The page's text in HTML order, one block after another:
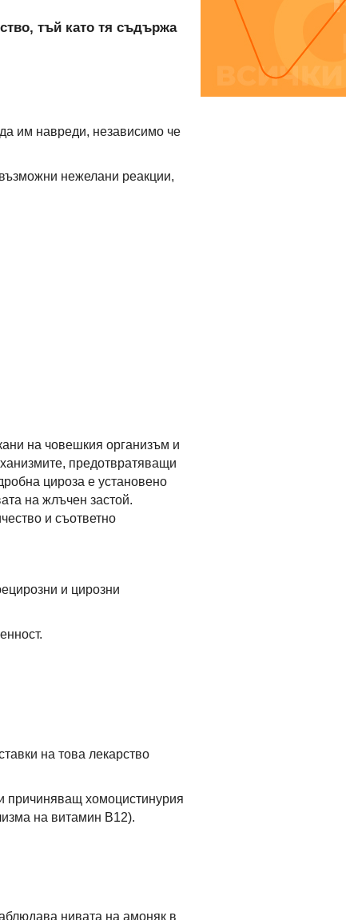
тъй като тя съдържа
им навреди, независимо че
нежелани реакции,
на човешкия организъм и
предотвратяващи
цироза е установено
на жлъчен застой.
и съответно
и цирозни
на това лекарство
причиняващ хомоцистинурия
на витамин В12).
нивата на амоняк в